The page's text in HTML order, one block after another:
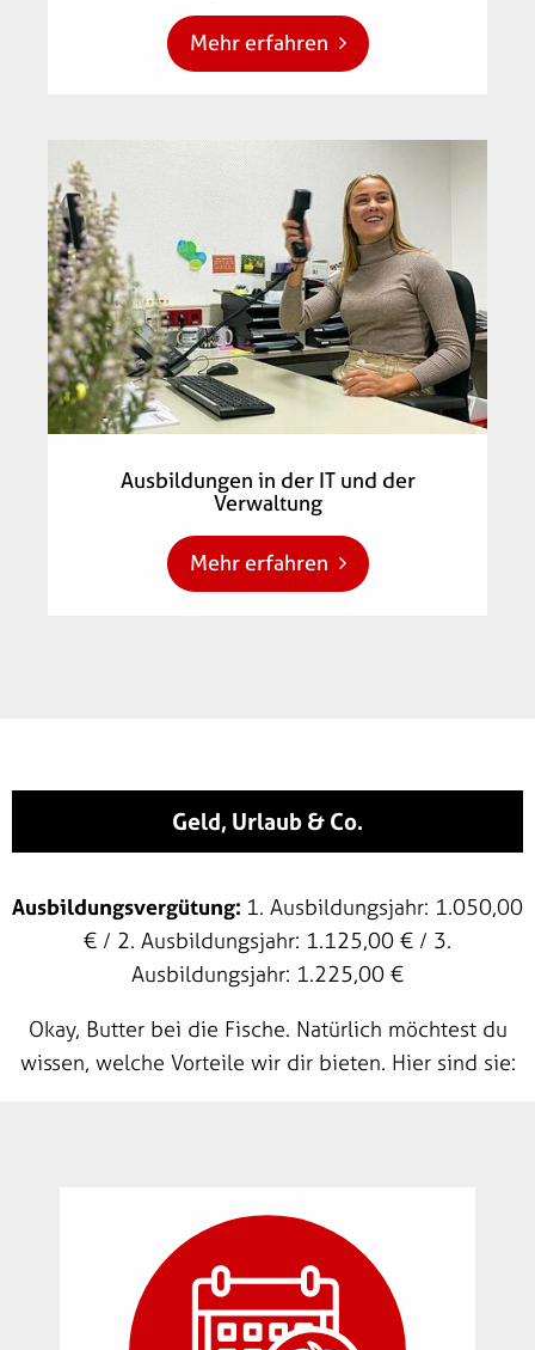
Mehr erfahren
Ausbildungen in der IT und der
Verwaltung
Mehr erfahren
Geld, Urlaub & Co.
Ausbildungsvergütung: 1. Ausbildungsjahr: 1.050,00
€ / 2. Ausbildungsjahr: 1.125,00 € / 3.
Ausbildungsjahr: 1.225,00 €
Okay, Butter bei die Fische. Natürlich möchtest du
wissen, welche Vorteile wir dir bieten. Hier sind sie: